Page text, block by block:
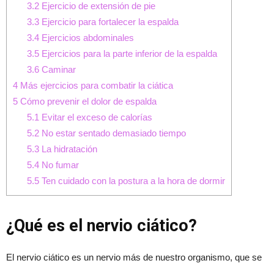
3.2Ejercicio de extensión de pie
3.3Ejercicio para fortalecer la espalda
3.4Ejercicios abdominales
3.5Ejercicios para la parte inferior de la espalda
3.6Caminar
4 Más ejercicios para combatir la ciática
5 Cómo prevenir el dolor de espalda
5.1 Evitar el exceso de calorías
5.2No estar sentado demasiado tiempo
5.3La hidratación
5.4No fumar
5.5Ten cuidado con la postura a la hora de dormir
¿Qué es el nervio ciático?
El nervio ciático es un nervio más de nuestro organismo, que se